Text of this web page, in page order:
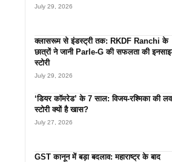
July 29, 2026
क्लासरूम से इंडस्ट्री तक: RKDF Ranchi के
छात्रों ने जानी Parle-G की सफलता की
स्टोरी
July 29, 2026
‘डियर कॉमरेड’ के 7 साल: विजय-रश्मिका की लव
स्टोरी क्यों है खास?
July 27, 2026
GST कानून में बड़ा बदलाव: महाराष्ट्र के बाद